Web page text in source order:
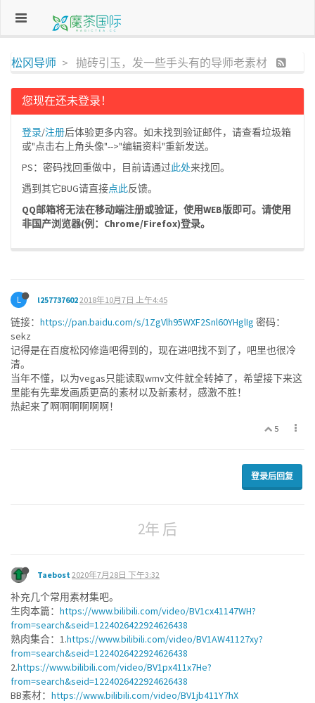
松冈导师 抛砖引玉，发一些手头有的导师老素材
您现在还未登录！
登录/注册后体验更多内容。如未找到验证邮件，请查看垃圾箱
或"点击右上角头像"-->"编辑资料"重新发送。
PS：密码找回重做中，目前请通过此处来找回。
遇到其它BUG请直接点此反馈。
QQ邮箱将无法在移动端注册或验证，使用WEB版即可。请使用
非国产浏览器(例：Chrome/Firefox)登录。
L l2577376022018年10月7日 上午4:45
链接： https://pan.baidu.com/s/1ZgVlh95WXF2Snl60YHglIg 密码：
sekz
记得是在百度松冈修造吧得到的，现在进吧找不到了，吧里也很冷
清。
当年不懂，以为vegas只能读取wmv文件就全转掉了，希望接下来这
里能有先辈发画质更高的素材以及新素材，感激不胜！
热起来了啊啊啊啊啊啊！
5
登录后回复
2年 后
Taebost 2020年7月28日 下午3:32
补充几个常用素材集吧。
生肉本篇： https://www.bilibili.com/video/BV1cx41147WH?
from=search&seid=1224026422924626438
熟肉集合：1.https://www.bilibili.com/video/BV1AW41127xy?
from=search&seid=1224026422924626438
2.https://www.bilibili.com/video/BV1px411x7He?
from=search&seid=1224026422924626438
BB素材： https://www.bilibili.com/video/BV1jb411Y7hX